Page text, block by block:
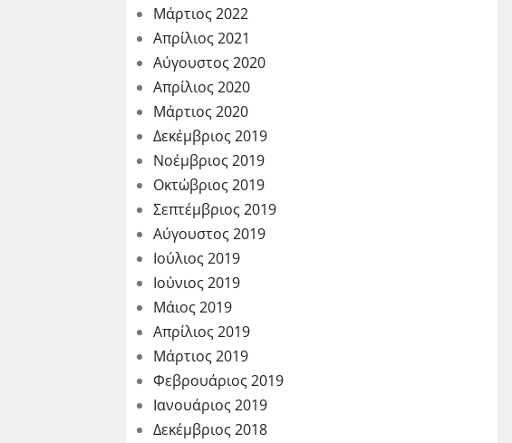
Μάρτιος 2022
Απρίλιος 2021
Αύγουστος 2020
Απρίλιος 2020
Μάρτιος 2020
Δεκέμβριος 2019
Νοέμβριος 2019
Οκτώβριος 2019
Σεπτέμβριος 2019
Αύγουστος 2019
Ιούλιος 2019
Ιούνιος 2019
Μάιος 2019
Απρίλιος 2019
Μάρτιος 2019
Φεβρουάριος 2019
Ιανουάριος 2019
Δεκέμβριος 2018